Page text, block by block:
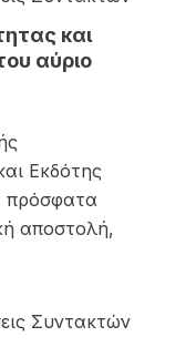
και
αύριο
Εκδότης
πρόσφατα
αποστολή,
Συντακτών